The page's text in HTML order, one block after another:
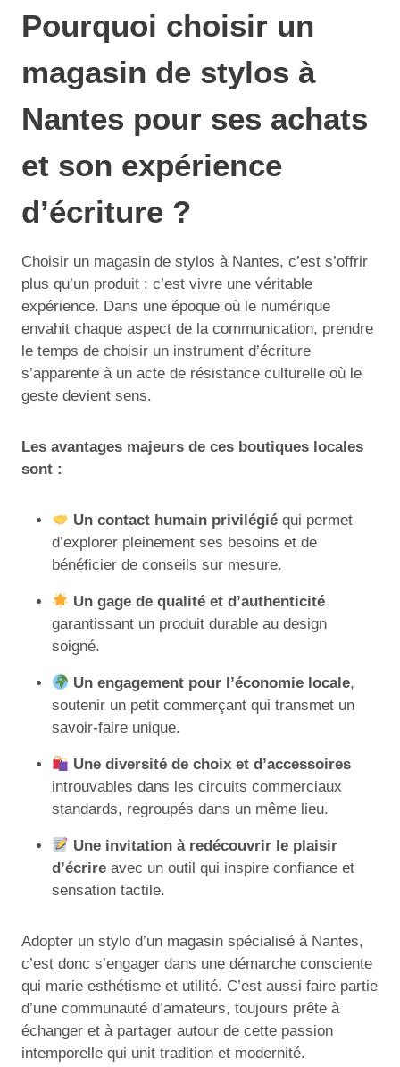
Pourquoi choisir un
magasin de stylos à
Nantes pour ses achats
et son expérience
d’écriture ?
Choisir un magasin de stylos à Nantes, c’est s’offrir
plus qu’un produit : c’est vivre une véritable
expérience. Dans une époque où le numérique
envahit chaque aspect de la communication, prendre
le temps de choisir un instrument d’écriture
s’apparente à un acte de résistance culturelle où le
geste devient sens.
Les avantages majeurs de ces boutiques locales
sont :
Un contact humain privilégié qui permet
d’explorer pleinement ses besoins et de
bénéficier de conseils sur mesure.
Un gage de qualité et d’authenticité
garantissant un produit durable au design
soigné.
Un engagement pour l’économie locale,
soutenir un petit commerçant qui transmet un
savoir-faire unique.
Une diversité de choix et d’accessoires
introuvables dans les circuits commerciaux
standards, regroupés dans un même lieu.
Une invitation à redécouvrir le plaisir
d’écrire avec un outil qui inspire confiance et
sensation tactile.
Adopter un stylo d’un magasin spécialisé à Nantes,
c’est donc s’engager dans une démarche consciente
qui marie esthétisme et utilité. C’est aussi faire partie
d’une communauté d’amateurs, toujours prête à
échanger et à partager autour de cette passion
intemporelle qui unit tradition et modernité.